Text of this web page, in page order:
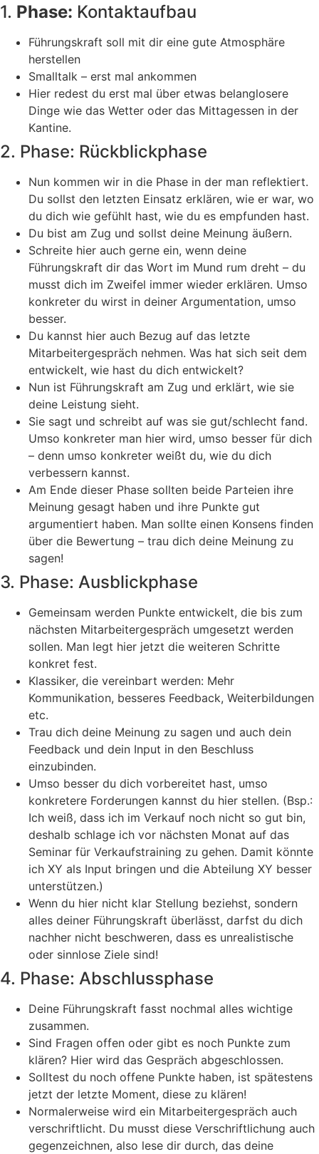
1. Phase: Kontaktaufbau
Führungskraft soll mit dir eine gute Atmosphäre
herstellen
Smalltalk – erst mal ankommen
Hier redest du erst mal über etwas belanglosere
Dinge wie das Wetter oder das Mittagessen in der
Kantine.
2. Phase: Rückblickphase
Nun kommen wir in die Phase in der man reflektiert.
Du sollst den letzten Einsatz erklären, wie er war, wo
du dich wie gefühlt hast, wie du es empfunden hast.
Du bist am Zug und sollst deine Meinung äußern.
Schreite hier auch gerne ein, wenn deine
Führungskraft dir das Wort im Mund rum dreht – du
musst dich im Zweifel immer wieder erklären. Umso
konkreter du wirst in deiner Argumentation, umso
besser.
Du kannst hier auch Bezug auf das letzte
Mitarbeitergespräch nehmen. Was hat sich seit dem
entwickelt, wie hast du dich entwickelt?
Nun ist Führungskraft am Zug und erklärt, wie sie
deine Leistung sieht.
Sie sagt und schreibt auf was sie gut/schlecht fand.
Umso konkreter man hier wird, umso besser für dich
– denn umso konkreter weißt du, wie du dich
verbessern kannst.
Am Ende dieser Phase sollten beide Parteien ihre
Meinung gesagt haben und ihre Punkte gut
argumentiert haben. Man sollte einen Konsens finden
über die Bewertung – trau dich deine Meinung zu
sagen!
3. Phase: Ausblickphase
Gemeinsam werden Punkte entwickelt, die bis zum
nächsten Mitarbeitergespräch umgesetzt werden
sollen. Man legt hier jetzt die weiteren Schritte
konkret fest.
Klassiker, die vereinbart werden: Mehr
Kommunikation, besseres Feedback, Weiterbildungen
etc.
Trau dich deine Meinung zu sagen und auch dein
Feedback und dein Input in den Beschluss
einzubinden.
Umso besser du dich vorbereitet hast, umso
konkretere Forderungen kannst du hier stellen. (Bsp.:
Ich weiß, dass ich im Verkauf noch nicht so gut bin,
deshalb schlage ich vor nächsten Monat auf das
Seminar für Verkaufstraining zu gehen. Damit könnte
ich XY als Input bringen und die Abteilung XY besser
unterstützen.)
Wenn du hier nicht klar Stellung beziehst, sondern
alles deiner Führungskraft überlässt, darfst du dich
nachher nicht beschweren, dass es unrealistische
oder sinnlose Ziele sind!
4. Phase: Abschlussphase
Deine Führungskraft fasst nochmal alles wichtige
zusammen.
Sind Fragen offen oder gibt es noch Punkte zum
klären? Hier wird das Gespräch abgeschlossen.
Solltest du noch offene Punkte haben, ist spätestens
jetzt der letzte Moment, diese zu klären!
Normalerweise wird ein Mitarbeitergespräch auch
verschriftlicht. Du musst diese Verschriftlichung auch
gegenzeichnen, also lese dir durch, das deine